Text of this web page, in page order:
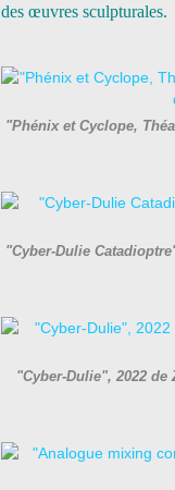
des œuvres sculpturales.
"Phénix et Cyclope,
"Cyber-Dulie
"Cyber-Dulie", 2022 de